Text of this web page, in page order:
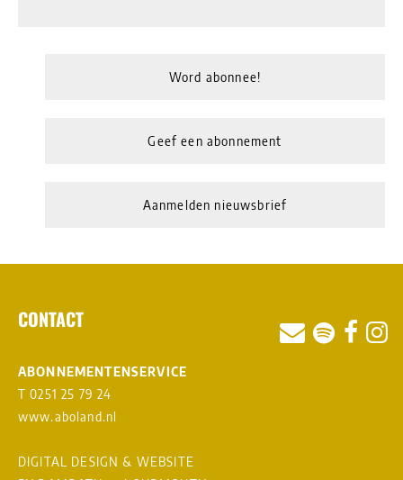
Word abonnee!
Geef een abonnement
Aanmelden nieuwsbrief
CONTACT
ABONNEMENTENSERVICE
T 0251 25 79 24
www.aboland.nl
DIGITAL DESIGN & WEBSITE